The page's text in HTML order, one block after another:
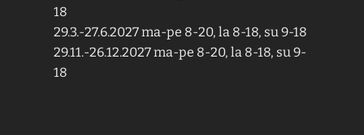
18
29.3.-27.6.2027 ma-pe 8-20, la 8-18, su 9-18
29.11.-26.12.2027 ma-pe 8-20, la 8-18, su 9-
18